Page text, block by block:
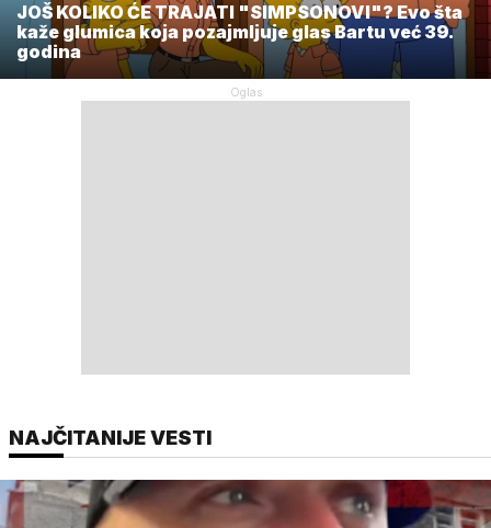
JOŠ KOLIKO ĆE TRAJATI "SIMPSONOVI"? Evo šta
kaže glumica koja pozajmljuje glas Bartu već 39.
godina
NAJČITANIJE VESTI